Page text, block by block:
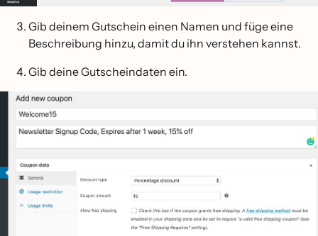
Gib deinem Gutschein einen Namen und füge eine
Beschreibung hinzu, damit du ihn verstehen kannst.
Gib deine Gutscheindaten ein.